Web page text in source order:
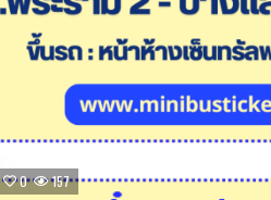
0 157